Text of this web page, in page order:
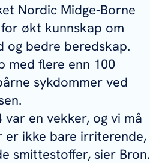
Nordic Midge-Borne
økt kunnskap om
og bedre beredskap.
flere enn 100
sykdommer ved
en vekker, og vi må
er ikke bare irriterende,
smittestoffer, sier Bron.